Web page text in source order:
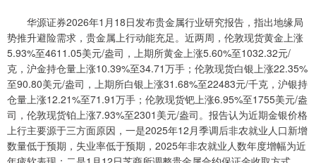
华源证券2026年1月18日发布贵金属行业研究报告，指出地缘局
势推升避险需求，贵金属上行动能充足。近两周，伦敦现货黄金上涨
5.93%至4611.05美元/盎司，上期所黄金上涨5.60%至1032.32元/
克，沪金持仓量上涨10.39%至34.71万手；伦敦现货白银上涨22.35%
至90.80美元/盎司，上期所白银上涨31.68%至22483元/千克，沪银持
仓量上涨12.21%至71.91万手；伦敦现货钯上涨6.95%至1755美元/盎
司，伦敦现货铂上涨7.93%至2301美元/盎司。报告认为近期金银价格
上行主要源于三方面原因，一是2025年12月季调后非农就业人口新增
数量低于预期，失业率低于预期，2025年非农就业人数年度增幅为近